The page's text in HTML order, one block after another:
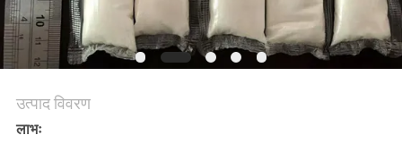
उत्पाद विवरण
लाभः